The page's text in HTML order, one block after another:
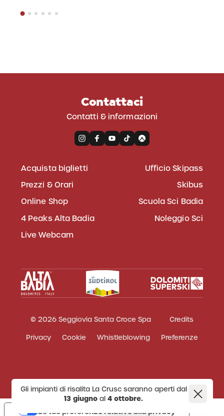
Gli impianti di risalita La Crusc saranno aperti dal
13 giugno al4 ottobre.
Contattaci
Contatti & informazioni
Acquista biglietti
Prezzi & Orari
Online Shop
4 Peaks Alta Badia
Live Webcam
Ufficio Skipass
Skibus
Scuola Sci Badia
Noleggio Sci
© 2026 Seggiovia Santa Croce Spa
Credits
Privacy
Cookie Whistleblowing Preferenze
Le tue preferenze relative alla privacy